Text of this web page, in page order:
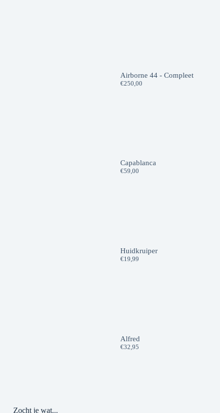
Airborne 44 - Compleet
€250,00
Capablanca
€59,00
Huidkruiper
€19,99
Alfred
€32,95
Zocht je wat...